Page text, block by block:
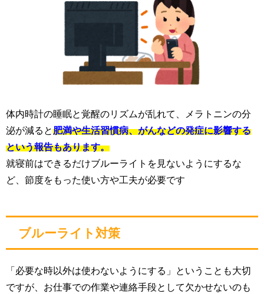
体内時計の睡眠と覚醒のリズムが乱れて、メラトニンの分
泌が減ると肥満や生活習慣病、がんなどの発症に影響する
という報告もあります。
就寝前はできるだけブルーライトを見ないようにするな
ど、節度をもった使い方や工夫が必要です
ブルーライト対策
「必要な時以外は使わないようにする」ということも大切
ですが、お仕事での作業や連絡手段として欠かせないのも